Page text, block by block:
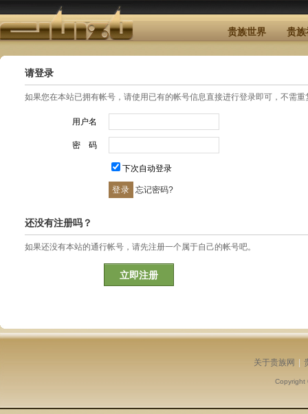
贵族世界 贵族
请登录
如果您在本站已拥有帐号，请使用已有的帐号信息直接进行登录即可，不需重
用户名
密 码
下次自动登录
忘记密码?
还没有注册吗？
如果还没有本站的通行帐号，请先注册一个属于自己的帐号吧。
立即注册
关于贵族网